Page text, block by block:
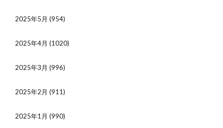
2025年5月 (954)
2025年4月 (1020)
2025年3月 (996)
2025年2月 (911)
2025年1月 (990)